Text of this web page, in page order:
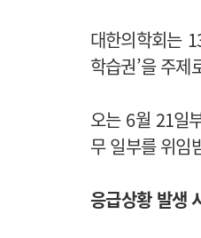
대한의학회는
학습권’을 주제
오는 6월 21일
무 일부를 위임
응급상황 발생